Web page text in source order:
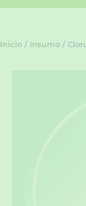
Inicio / Insumo /